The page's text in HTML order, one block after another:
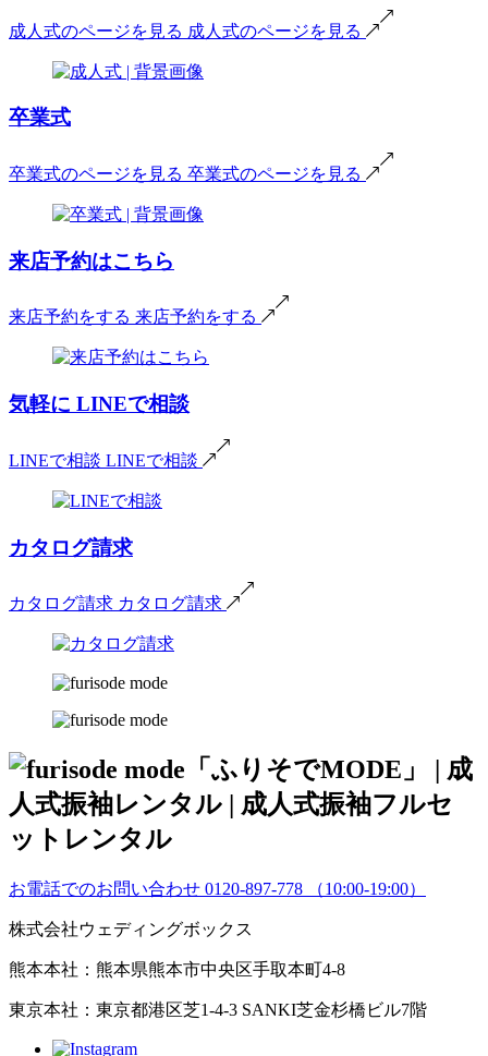
成人式のページを見る 成人式のページを見る
卒業式
卒業式のページを見る 卒業式のページを見る
来店予約はこちら
来店予約をする 来店予約をする
気軽に LINEで相談
LINEで相談 LINEで相談
カタログ請求
カタログ請求 カタログ請求
お電話でのお問い合わせ 0120-897-778 （10:00-19:00）
株式会社ウェディングボックス
熊本本社：熊本県熊本市中央区手取本町4-8
東京本社：東京都港区芝1-4-3 SANKI芝金杉橋ビル7階